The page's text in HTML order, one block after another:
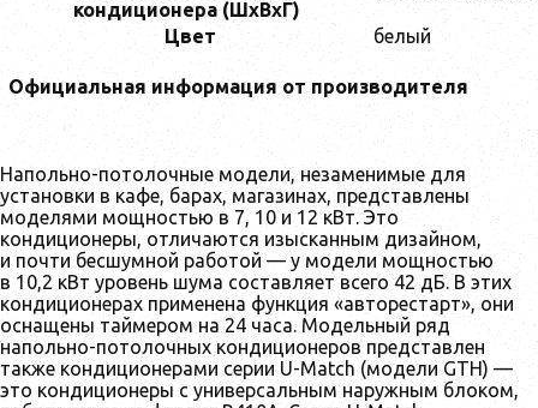
кондиционера (ШxВxГ)
Цвет белый
Официальная информация от производителя
Напольно-потолочные модели, незаменимые для
установки в кафе, барах, магазинах, представлены
моделями мощностью в 7, 10 и 12 кВт. Это
кондиционеры, отличаются изысканным дизайном,
и почти бесшумной работой — у модели мощностью
в 10,2 кВт уровень шума составляет всего 42 дБ. В этих
кондиционерах применена функция «авторестарт», они
оснащены таймером на 24 часа. Модельный ряд
напольно-потолочных кондиционеров представлен
также кондиционерами серии U-Match (модели GTH) —
это кондиционеры с универсальным наружным блоком,